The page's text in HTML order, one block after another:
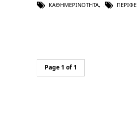
ΚΑΘΗΜΕΡΙΝΌΤΗΤΑ,
Page 1 of 1